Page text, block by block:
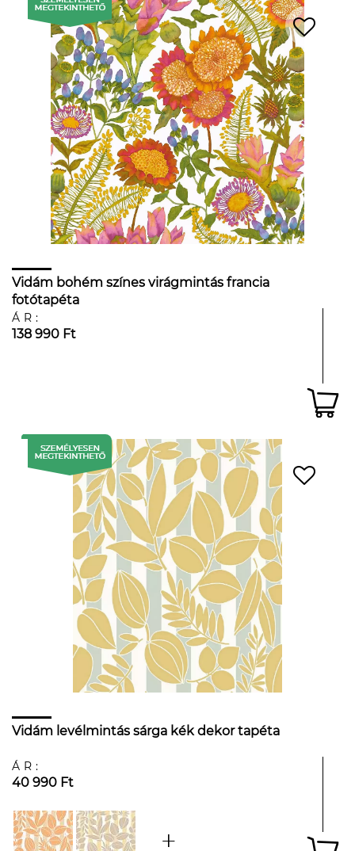
Vidám bohém színes virágmintás francia
fotótapéta
ÁR:
138 990 Ft
Vidám levélmintás sárga kék dekor tapéta
ÁR:
40 990 Ft